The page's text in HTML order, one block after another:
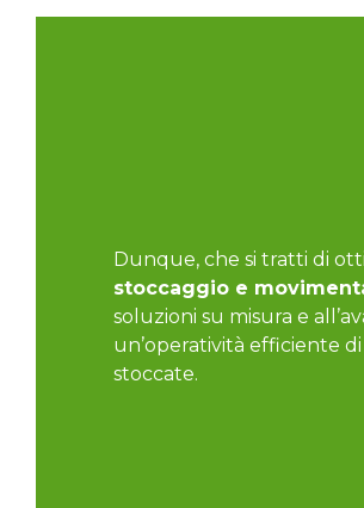
Dunque, che si tratti di
stoccaggio e
soluzioni su misura e
un’operatività efficiente
stoccate.